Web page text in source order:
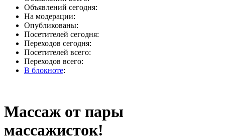
Объявлений сегодня:
На модерации:
Опубликованы:
Посетителей сегодня:
Переходов сегодня:
Посетителей всего:
Переходов всего:
В блокноте:
Массаж от пары
массажисток!